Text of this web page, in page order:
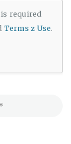
is required
Terms z Use.